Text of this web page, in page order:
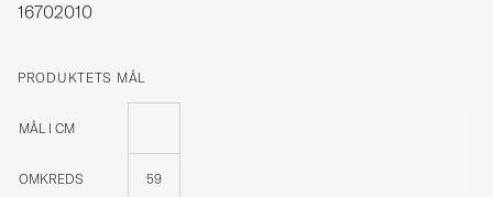
16702010
PRODUKTETS MÅL
MÅL I CM
OMKREDS 59